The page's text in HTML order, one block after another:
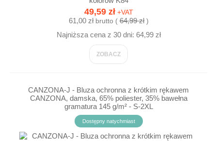
49,59 zł+VAT
61,00 złbrutto (64,99 zł)
Najniższa cena z 30 dni: 64,99 zł
ZOBACZ
CANZONA-J - Bluza ochronna z krótkim rękawem
CANZONA, damska, 65% poliester, 35% bawełna
gramatura 145 g/m² - S-2XL
Dostępny natychmiast